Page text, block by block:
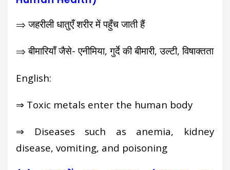
⇒ जहरीली धातुएँ शरीर में पहुँच जाती हैं
⇒ बीमारियाँ जैसे- एनीमिया, गुर्दे की बीमारी, उल्टी, विषाक्तता
English:
⇒ Toxic metals enter the human body
⇒ Diseases such as anemia, kidney
disease, vomiting, and poisoning